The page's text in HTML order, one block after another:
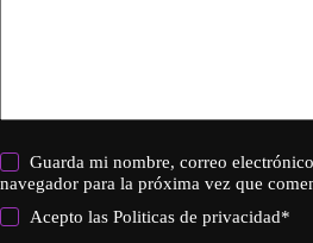
Guarda mi nombre, correo
navegador para la próxima vez que
Acepto lasPoliticas de privacidad*